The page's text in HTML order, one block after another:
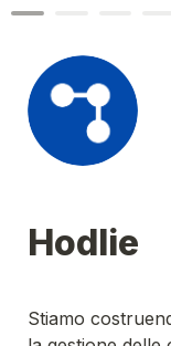
Hodlie
Stiamo